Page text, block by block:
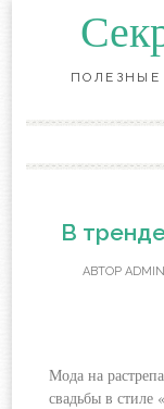
В
АВТОР ADMIN
Мода на
свадьбы в стиле